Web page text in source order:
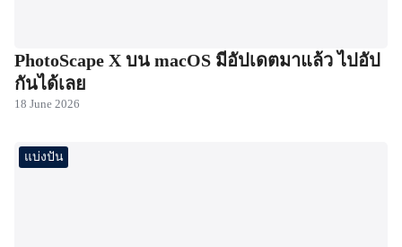
PhotoScape X บน macOS มีอัปเดตมาแล้ว ไปอัป
กันได้เลย
18 June 2026
แบ่งปัน